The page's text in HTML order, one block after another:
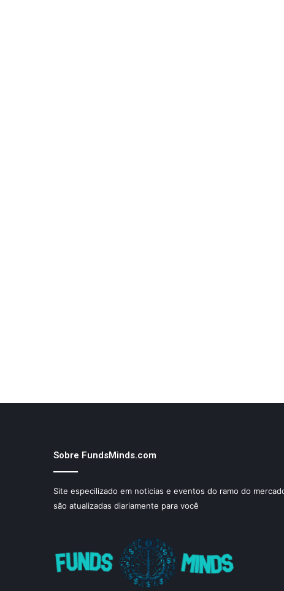
Sobre FundsMinds.com
Site especilizado em noticias e eventos do ramo do
são atualizadas diariamente para você